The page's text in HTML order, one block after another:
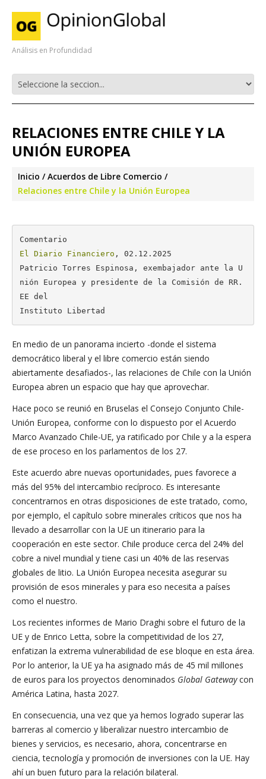
Análisis en Profundidad
RELACIONES ENTRE CHILE Y LA
UNIÓN EUROPEA
Inicio
Acuerdos de Libre Comercio
Relaciones entre Chile y la Unión Europea
El Diario Financiero , 02.12.2025
Patricio Torres Espinosa, exembajador ante la U
nión Europea y presidente de la Comisión de RR.
EE del
Instituto Libertad
En medio de un panorama incierto -donde el sistema
democrático liberal y el libre comercio están siendo
abiertamente desafiados-, las relaciones de Chile con la Unión
Europea abren un espacio que hay que aprovechar.
Hace poco se reunió en Bruselas el Consejo Conjunto Chile-
Unión Europea, conforme con lo dispuesto por el Acuerdo
Marco Avanzado Chile-UE, ya ratificado por Chile y a la espera
de ese proceso en los parlamentos de los 27.
Este acuerdo abre nuevas oportunidades, pues favorece a
más del 95% del intercambio recíproco. Es interesante
concentrarnos en otras disposiciones de este tratado, como,
por ejemplo, el capítulo sobre minerales críticos que nos ha
llevado a desarrollar con la UE un itinerario para la
cooperación en este sector. Chile produce cerca del 24% del
cobre a nivel mundial y tiene casi un 40% de las reservas
globales de litio. La Unión Europea necesita asegurar su
provisión de esos minerales y para eso necesita a países
como el nuestro.
Los recientes informes de Mario Draghi sobre el futuro de la
UE y de Enrico Letta, sobre la competitividad de los 27,
enfatizan la extrema vulnerabilidad de ese bloque en esta área.
Por lo anterior, la UE ya ha asignado más de 45 mil millones
de euros para los proyectos denominados Global Gatewaycon
América Latina, hasta 2027.
En consecuencia, una vez que ya hemos logrado superar las
barreras al comercio y liberalizar nuestro intercambio de
bienes y servicios, es necesario, ahora, concentrarse en
ciencia, tecnología y promoción de inversiones con la UE. Hay
ahí un buen futuro para la relación bilateral.